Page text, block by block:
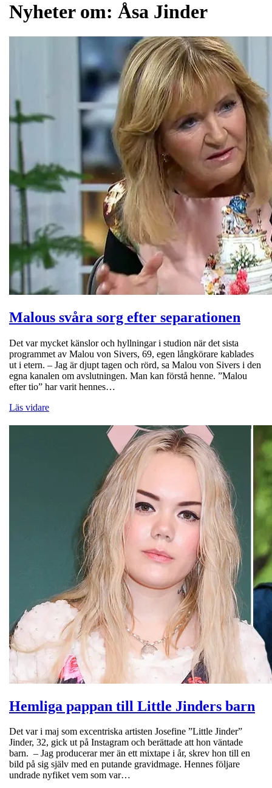
Nyheter om: Åsa Jinder
Malous svåra sorg efter separationen
Det var mycket känslor och hyllningar i studion när det sista
programmet av Malou von Sivers, 69, egen långkörare kablades
ut i etern. – Jag är djupt tagen och rörd, sa Malou von Sivers i den
egna kanalen om avslutningen. Man kan förstå henne. ”Malou
efter tio” har varit hennes…
Läs vidare
Hemliga pappan till Little Jinders barn
Det var i maj som excentriska artisten Josefine ”Little Jinder”
Jinder, 32, gick ut på Instagram och berättade att hon väntade
barn. – Jag producerar mer än ett mixtape i år, skrev hon till en
bild på sig själv med en putande gravidmage. Hennes följare
undrade nyfiket vem som var…